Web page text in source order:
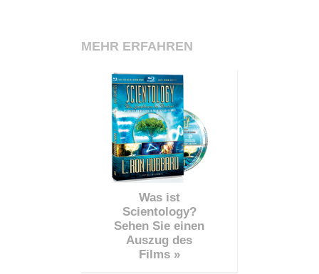
MEHR ERFAHREN
Was ist
Scientology?
Sehen Sie einen
Auszug des
Films »